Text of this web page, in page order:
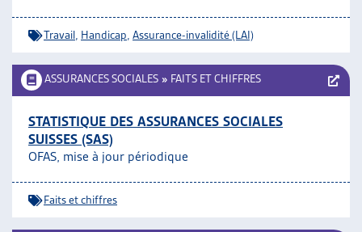
Travail Handicap Assurance-invalidité (LAI)
ASSURANCES SOCIALES » FAITS ET CHIFFRES
STATISTIQUE DES ASSURANCES SOCIALES
SUISSES (SAS)
OFAS, mise à jour périodique
Faits et chiffres